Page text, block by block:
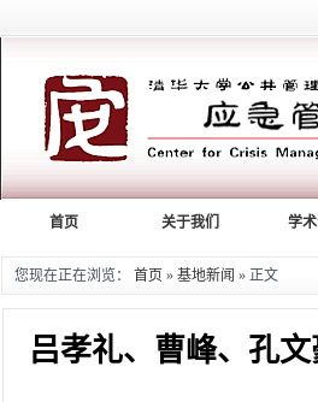
首页 关于我们 学
您现在正在浏览： 首页 » 基地新闻 » 正文
吕孝礼、曹峰、孔